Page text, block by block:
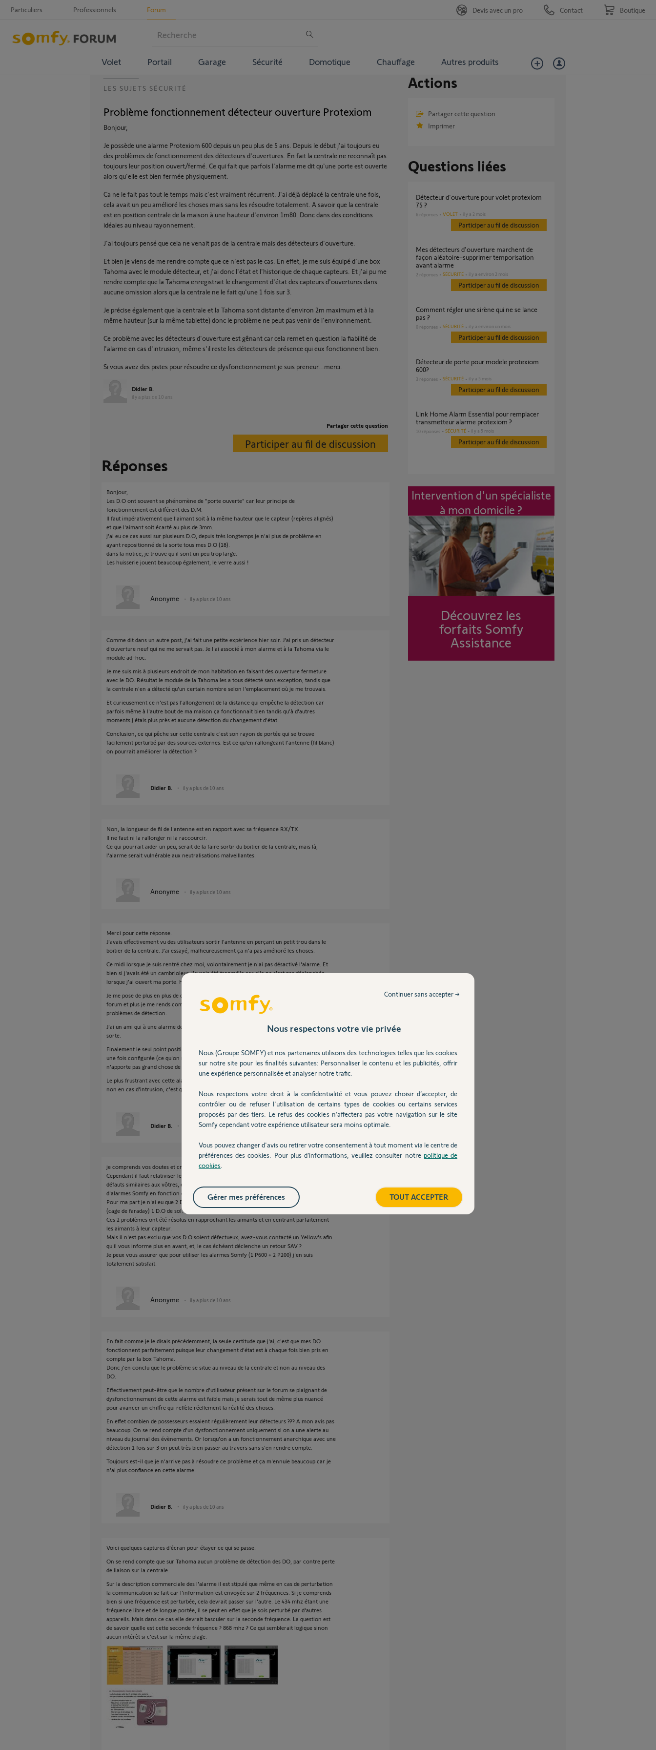
Particuliers Professionnels Forum
Volet Portail Garage Sécurité Domotique Chauffage Autres produits
Devis avec un pro Contact Boutique
LES SUJETS SÉCURITÉ
Problème fonctionnement détecteur ouverture Protexiom
Bonjour,
Je possède une alarme Protexiom 600 depuis un peu plus de 5 ans. Depuis le début j'ai toujours eu
des problèmes de fonctionnement des détecteurs d'ouvertures. En fait la centrale ne reconnaît pas
toujours leur position ouvert/fermé. Ce qui fait que parfois l'alarme me dit qu'une porte est ouverte
alors qu'elle est bien fermée physiquement.
Ca ne le fait pas tout le temps mais c'est vraiment récurrent. J'ai déjà déplacé la centrale une fois,
cela avait un peu amélioré les choses mais sans les résoudre totalement. A savoir que la centrale
est en position centrale de la maison à une hauteur d'environ 1m80. Donc dans des conditions
idéales au niveau rayonnement.
J'ai toujours pensé que cela ne venait pas de la centrale mais des détecteurs d'ouverture.
Et bien je viens de me rendre compte que ce n'est pas le cas. En effet, je me suis équipé d'une box
Tahoma avec le module détecteur, et j'ai donc l'état et l'historique de chaque capteurs. Et j'ai pu me
rendre compte que la Tahoma enregistrait le changement d'état des capteurs d'ouvertures dans
aucune omission alors que la centrale ne le fait qu'une 1 fois sur 3.
Je précise également que la centrale et la Tahoma sont distante d'environ 2m maximum et à la
même hauteur (sur la même tablette) donc le problème ne peut pas venir de l'environnement.
Ce problème avec les détecteurs d'ouverture est gênant car cela remet en question la fiabilité de
l'alarme en cas d'intrusion, même s'il reste les détecteurs de présence qui eux fonctionnent bien.
Si vous avez des pistes pour résoudre ce dysfonctionnement je suis preneur...merci.
Didier B.
il y a plus de 10 ans
Partager cette question
Participer au fil de discussion
Réponses
Bonjour,
Les D.O ont souvent se phénomène de "porte ouverte" car leur principe de
fonctionnement est différent des D.M.
Il faut impérativement que l'aimant soit à la même hauteur que le capteur (repères alignés)
et que l'aimant soit écarté au plus de 3mm.
j'ai eu ce cas aussi sur plusieurs D.O, depuis très longtemps je n'ai plus de problème en
ayant repositionné de la sorte tous mes D.O (18).
dans la notice, je trouve qu'il sont un peu trop large.
Les huisserie jouent beaucoup également, le verre aussi !
Anonyme il y a plus de 10 ans
Comme dit dans un autre post, j'ai fait une petite expérience hier soir. J'ai pris un détecteur
d'ouverture neuf qui ne me servait pas. Je l'ai associé à mon alarme et à la Tahoma via le
module ad-hoc.
Je me suis mis à plusieurs endroit de mon habitation en faisant des ouverture fermeture
avec le DO. Résultat le module de la Tahoma les a tous détecté sans exception, tandis que
la centrale n'en a détecté qu'un certain nombre selon l'emplacement où je me trouvais.
Et curieusement ce n'est pas l'allongement de la distance qui empêche la détection car
parfois même à l'autre bout de ma maison ça fonctionnait bien tandis qu'à d'autres
moments j'étais plus près et aucune détection du changement d'état.
Conclusion, ce qui pêche sur cette centrale c'est son rayon de portée qui se trouve
facilement perturbé par des sources externes. Est ce qu'en rallongeant l'antenne (fil blanc)
on pourrait améliorer la détection ?
Didier B. il y a plus de 10 ans
Non, la longueur de fil de l'antenne est en rapport avec sa fréquence RX/TX.
Il ne faut ni la rallonger ni la raccourcir.
Ce qui pourrait aider un peu, serait de la faire sortir du boitier de la centrale, mais là,
l'alarme serait vulnérable aux neutralisations malveillantes.
Anonyme il y a plus de 10 ans
Merci pour cette réponse.
J'avais effectivement vu des utilisateurs sortir l'antenne en perçant un petit trou dans le
boitier de la centrale. J'ai essayé, malheureusement ça n'a pas amélioré les choses.
Ce midi lorsque je suis rentré chez moi, volontairement je n'ai pas désactivé l'alarme. Et
bien si j'avais été un cambrioleur, j'aurais été tranquille car elle ne s'est pas déclenchée
lorsque j'ai ouvert ma porte. Heureusement que j'ai un DM dans la pièce principale !!!
Je me pose de plus en plus de questions sur la fiabilité de cette alarme et plus je parcours le
forum et plus je me rends compte que je suis loin d'être le seul à penser cela et à avoir des
problèmes de détection.
J'ai un ami qui à une alarme de marque Diagral. Jamais il n'a eu un seul problème de la
sorte.
Finalement le seul point positif de l'alarme Somfy c'est sa configuration depuis un PC. Mais
une fois configurée (ce qu'on ne fait qu'une seule fois en somme), et bien l'interace web
n'apporte pas grand chose de plus.
Le plus frustrant avec cette alarme c'est qu'on a toujours le doute si elle va fonctionner ou
non en cas d'intrusion, c'est quand même le comble...!
Didier B. il y a plus de 10 ans
je comprends vos doutes et craintes et votre déception.
Cependant il faut relativiser les choses....sur ce forum si 20 utilisateurs signalent des
défauts similaires aux vôtres, cela représente un milliardième de pourcentage sur le volume
d'alarmes Somfy en fonction dans le monde, et, ne parlons qu'en France.
Pour ma part je n'ai eu que 2 D.O de douteux, 1 D.O de porte dans une cara en tôle d'alu
(cage de faraday) 1 D.O de sol.
Ces 2 problèmes ont été résolus en rapprochant les aimants et en centrant parfaitement
les aimants à leur capteur.
Mais il n'est pas exclu que vos D.O soient défectueux, avez-vous contacté un Yellow's afin
qu'il vous informe plus en avant, et, le cas échéant déclenche un retour SAV ?
Je peux vous assurer que pour utiliser les alarmes Somfy (1 P600 + 2 P200) j'en suis
totalement satisfait.
Anonyme il y a plus de 10 ans
En fait comme je le disais précédemment, la seule certitude que j'ai, c'est que mes DO
fonctionnent parfaitement puisque leur changement d'état est à chaque fois bien pris en
compte par la box Tahoma.
Donc j'en conclu que le problème se situe au niveau de la centrale et non au niveau des
DO.
Effectivement peut-être que le nombre d'utilisateur présent sur le forum se plaignant de
dysfonctionnement de cette alarme est faible mais je serais tout de même plus nuancé
pour avancer un chiffre qui reflète réellement la réalité des choses.
En effet combien de possesseurs essaient régulièrement leur détecteurs ??? A mon avis pas
beaucoup. On se rend compte d'un dysfonctionnement uniquement si on a une alerte au
niveau du journal des évènements. Or lorsqu'on a un fonctionnement anarchique avec une
détection 1 fois sur 3 on peut très bien passer au travers sans s'en rendre compte.
Toujours est-il que je n'arrive pas à résoudre ce problème et ça m'ennuie beaucoup car je
n'ai plus confiance en cette alarme.
Didier B. il y a plus de 10 ans
Voici quelques captures d'écran pour étayer ce qui se passe.
On se rend compte que sur Tahoma aucun problème de détection des DO, par contre perte
de liaison sur la centrale.
Sur la description commerciale des l'alarme il est stipulé que même en cas de perturbation
la communication se fait car l'information est envoyée sur 2 fréquences. Si je comprends
bien si une fréquence est perturbée, cela devrait passer sur l'autre. Le 434 mhz étant une
fréquence libre et de longue portée, il se peut en effet que je sois perturbé par d'autres
appareils. Mais dans ce cas elle devrait basculer sur la seconde fréquence. La question est
de savoir quelle est cette seconde fréquence ? 868 mhz ? Ce qui semblerait logique sinon
aucun intérêt si c'est sur la même plage.
Actions
Partager cette question
Imprimer
Questions liées
détecteur d'ouverture pour volet protexiom
75 ?
6 réponses VOLET il y a 2 mois
Participer au fil de discussion
Mes détecteurs d'ouverture marchent de
façon aléatoire+supprimer temporisation
avant alarme
2 réponses SÉCURITÉ il y a environ 2 mois
Participer au fil de discussion
Comment régler une sirène qui ne se lance
pas ?
0 réponses SÉCURITÉ il y a environ un mois
Participer au fil de discussion
détecteur de porte pour modele protexiom
600?
3 réponses SÉCURITÉ il y a 5 mois
Participer au fil de discussion
Link Home Alarm Essential pour remplacer
transmetteur alarme protexiom ?
10 réponses SÉCURITÉ il y a 5 mois
Participer au fil de discussion
Intervention d'un spécialiste
à mon domicile ?
Découvrez les
forfaits Somfy
Assistance
Nous respectons votre vie privée
Nous (Groupe SOMFY) et nos partenaires utilisons des technologies telles que les cookies
sur notre site pour les finalités suivantes: Personnaliser le contenu et les publicités, offrir
une expérience personnalisée et analyser notre trafic.
Nous respectons votre droit à la confidentialité et vous pouvez choisir d’accepter, de
contrôler ou de refuser l'utilisation de certains types de cookies ou certains services
proposés par des tiers. Le refus des cookies n’affectera pas votre navigation sur le site
Somfy cependant votre expérience utilisateur sera moins optimale.
Vous pouvez changer d'avis ou retirer votre consentement à tout moment via le centre de
préférences des cookies. Pour plus d’informations, veuillez consulter notre politique de
cookies
Continuer sans accepter →
TOUT ACCEPTER
Gérer mes préférences